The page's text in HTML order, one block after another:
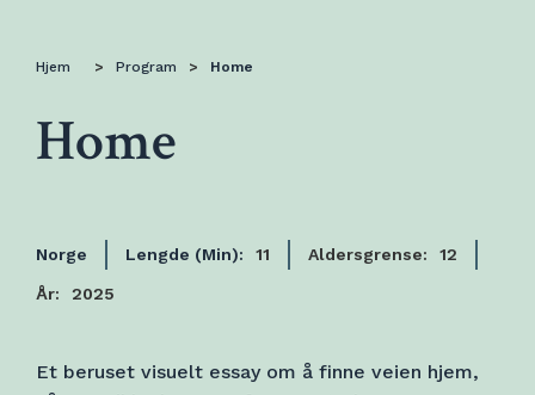
Hjem > Program > Home
Home
Norge Lengde (Min): 11 Aldersgrense: 12
År: 2025
Et beruset visuelt essay om å finne veien hjem,